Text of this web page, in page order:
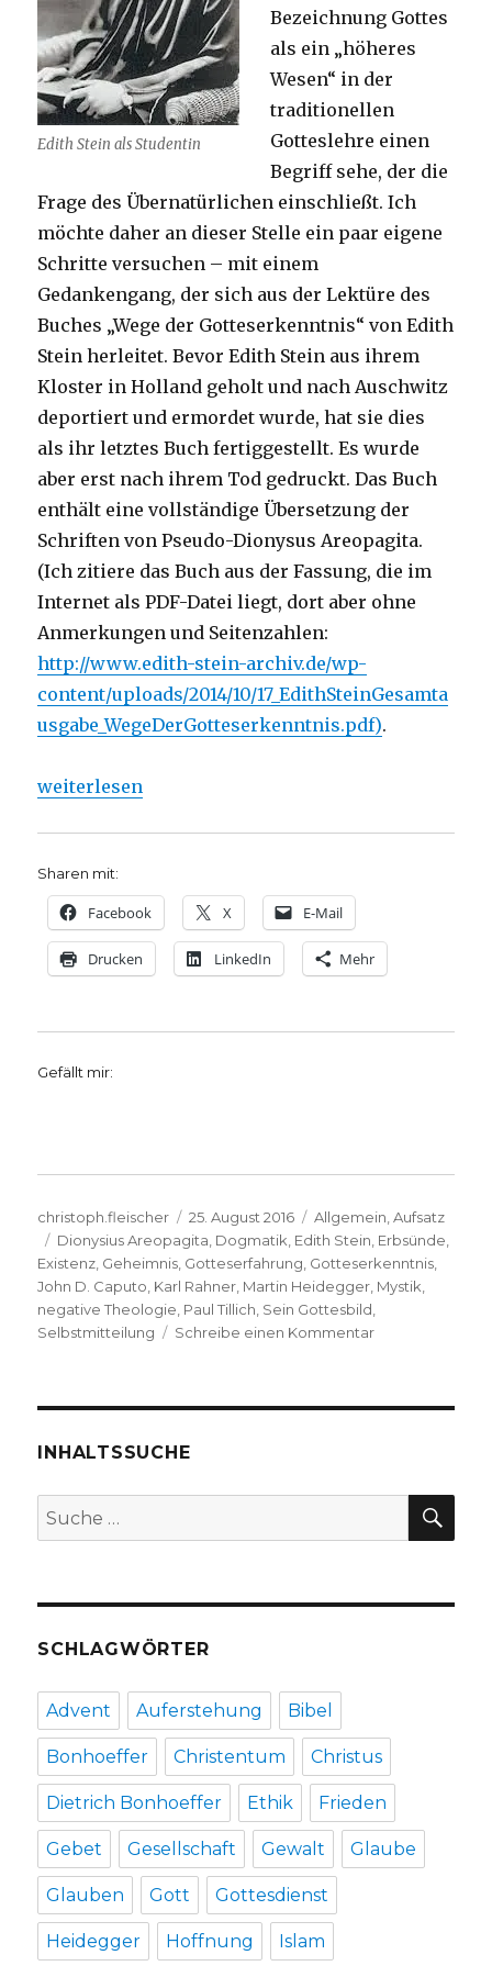
Edith Stein als Studentin
Bezeichnung Gottes
als ein „höheres
Wesen“ in der
traditionellen
Gotteslehre einen
Begriff sehe, der die
Frage des Übernatürlichen einschließt. Ich
möchte daher an dieser Stelle ein paar eigene
Schritte versuchen – mit einem
Gedankengang, der sich aus der Lektüre des
Buches „Wege der Gotteserkenntnis“ von Edith
Stein herleitet. Bevor Edith Stein aus ihrem
Kloster in Holland geholt und nach Auschwitz
deportiert und ermordet wurde, hat sie dies
als ihr letztes Buch fertiggestellt. Es wurde
aber erst nach ihrem Tod gedruckt. Das Buch
enthält eine vollständige Übersetzung der
Schriften von Pseudo-Dionysus Areopagita.
(Ich zitiere das Buch aus der Fassung, die im
Internet als PDF-Datei liegt, dort aber ohne
Anmerkungen und Seitenzahlen:
http://www.edith-stein-archiv.de/wp-
content/uploads/2014/10/17_EdithSteinGesamta
usgabe_WegeDerGotteserkenntnis.pdf).
„Gott existiert nicht als übernatürliches Wesen*.
weiterlesen
Sharen mit:
Facebook X E-Mail
Drucken LinkedIn Mehr
Gefällt mir:
Autor
christoph.fleischer
Veröffentlicht
am
25. August 2016 Kategorien
Allgemein,Aufsatz
Schlagwörter
Dionysius Areopagita, Dogmatik, Edith Stein, Erbsünde,
Existenz, Geheimnis, Gotteserfahrung, Gotteserkenntnis,
John D. Caputo, Karl Rahner, Martin Heidegger, Mystik,
negative Theologie, Paul Tillich, Sein Gottesbild,
Selbstmitteilung
Schreibe einen Kommentarzu
Notiz
Christoph
2016
INHALTSSUCHE
Suche
nach:
SCHLAGWÖRTER
Advent Auferstehung Bibel
Bonhoeffer Christentum Christus
Dietrich Bonhoeffer Ethik Frieden
Gebet Gesellschaft Gewalt Glaube
Glauben Gott Gottesdienst
Heidegger Hoffnung Islam